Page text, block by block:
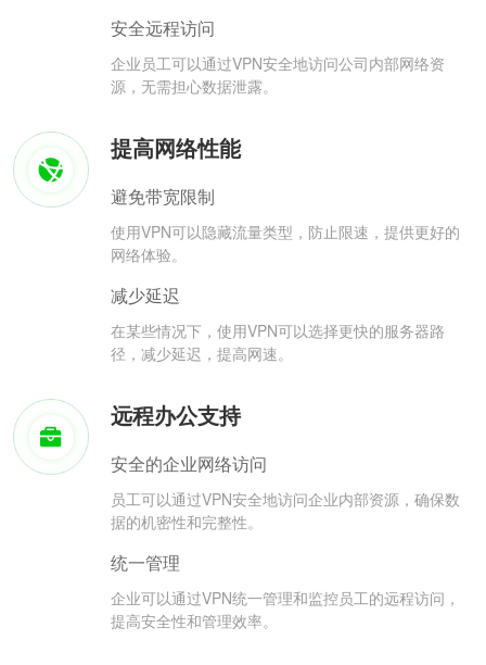
安全远程访问
企业员工可以通过VPN安全地访问公司内部网络资
源，无需担心数据泄露。
提高网络性能
避免带宽限制
使用VPN可以隐藏流量类型，防止限速，提供更好的
网络体验。
减少延迟
在某些情况下，使用VPN可以选择更快的服务器路
径，减少延迟，提高网速。
远程办公支持
安全的企业网络访问
员工可以通过VPN安全地访问企业内部资源，确保数
据的机密性和完整性。
统一管理
企业可以通过VPN统一管理和监控员工的远程访问，
提高安全性和管理效率。